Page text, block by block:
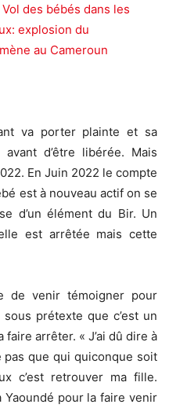
Vol des bébés dans les
explosion du
au Cameroun
va porter plainte et sa
d’être libérée. Mais
En Juin 2022 le compte
est à nouveau actif on se
d’un élément du Bir. Un
est arrêtée mais cette
de venir témoigner pour
prétexte que c’est un
arrêter. « J’ai dû dire à
pas que qui quiconque soit
c’est retrouver ma fille.
Yaoundé pour la faire venir